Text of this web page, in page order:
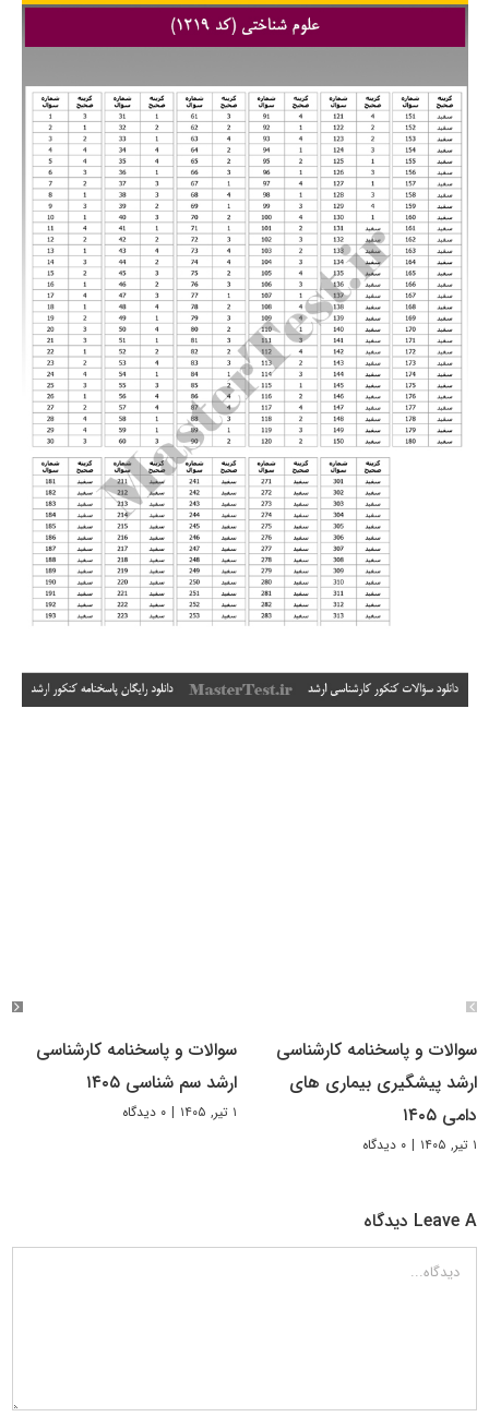
سوالات و پاسخنامه کارشناسی
ارشد پیشگیری بیماری های
دامی ۱۴۰۵
۱ تیر, ۱۴۰۵ | ۰ دیدگاه
سوالات و پاسخنامه کارشناسی
ارشد سم شناسی ۱۴۰۵
۱ تیر, ۱۴۰۵ | ۰ دیدگاه
Leave A دیدگاه
دیدگاه